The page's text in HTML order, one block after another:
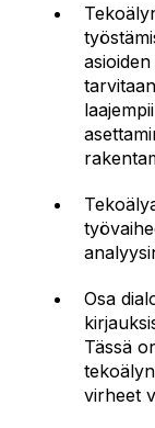
Osa
Tässä
virheet